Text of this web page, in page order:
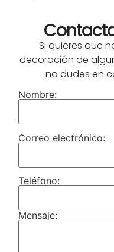
Si quieres que
decoración de
no dudes en
Nombre:
Correo electrónico:
Teléfono:
Mensaje: